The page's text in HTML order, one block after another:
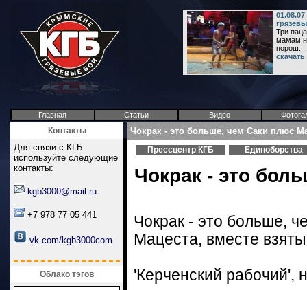
Три
мамам
порош...
Главная Статьи Видео
Контакты
Для связи с КГБ
используйте следующие
контакты:
kgb3000@mail.ru
+7 978 77 05 441
vk.com/kgb3000com
Облако тэгов
Чокрак - это больше, чем Саки плюс
Прессцентр КГБ Единоборства
Чокрак - это
Чокрак - это больше,
Мацеста, вместе
'Керченский рабочий',